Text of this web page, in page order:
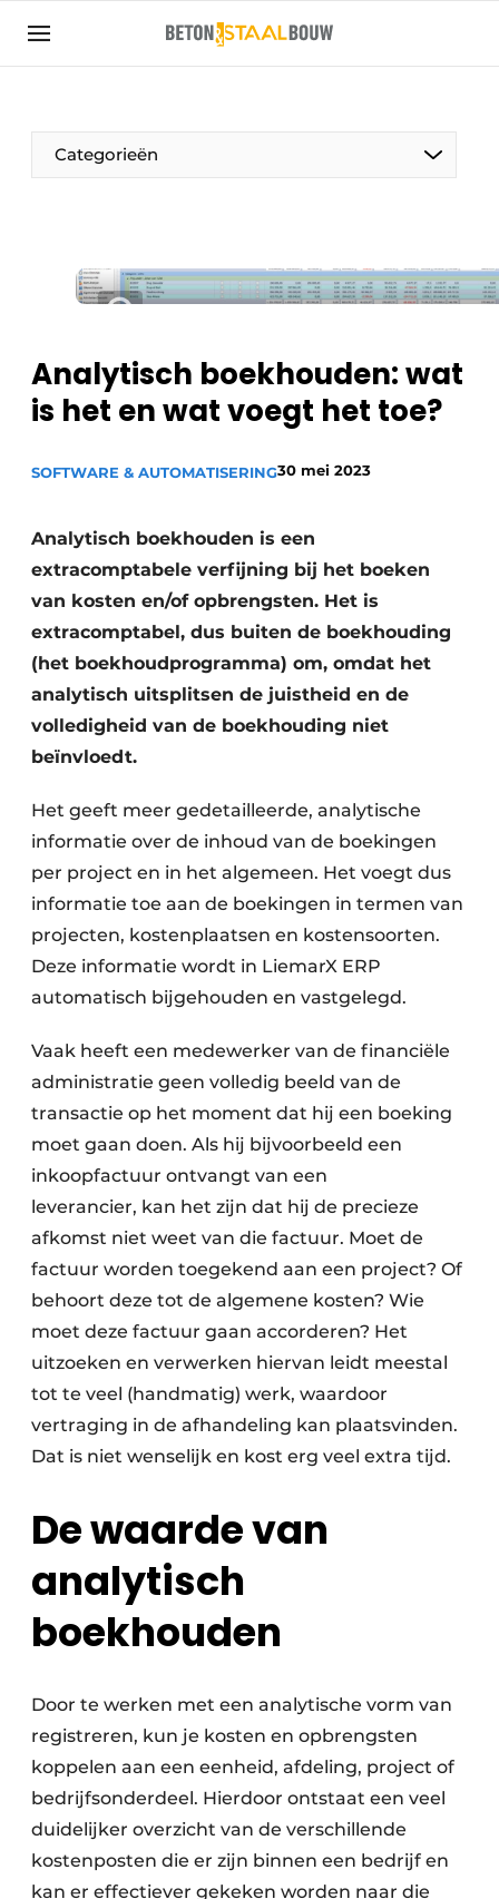
Aanmelden
Artikelen
Bedrijven
Contact
Evenement aanmelden
Meest gelezen
Podcasts
Vacature aanmelden
Video’s
Categorieën
Analytisch boekhouden: wat
is het en wat voegt het toe?
SOFTWARE & AUTOMATISERING30 mei 2023
Analytisch boekhouden is een
extracomptabele verfijning bij het boeken
van kosten en/of opbrengsten. Het is
extracomptabel, dus buiten de boekhouding
(het boekhoudprogramma) om, omdat het
analytisch uitsplitsen de juistheid en de
volledigheid van de boekhouding niet
beïnvloedt.
Het geeft meer gedetailleerde, analytische
informatie over de inhoud van de boekingen
per project en in het algemeen. Het voegt dus
informatie toe aan de boekingen in termen van
projecten, kostenplaatsen en kostensoorten.
Deze informatie wordt in LiemarX ERP
automatisch bijgehouden en vastgelegd.
Vaak heeft een medewerker van de financiële
administratie geen volledig beeld van de
transactie op het moment dat hij een boeking
moet gaan doen. Als hij bijvoorbeeld een
inkoopfactuur ontvangt van een
leverancier, kan het zijn dat hij de precieze
afkomst niet weet van die factuur. Moet de
factuur worden toegekend aan een project? Of
behoort deze tot de algemene kosten? Wie
moet deze factuur gaan accorderen? Het
uitzoeken en verwerken hiervan leidt meestal
tot te veel (handmatig) werk, waardoor
vertraging in de afhandeling kan plaatsvinden.
Dat is niet wenselijk en kost erg veel extra tijd.
De waarde van
analytisch
boekhouden
Door te werken met een analytische vorm van
registreren, kun je kosten en opbrengsten
koppelen aan een eenheid, afdeling, project of
bedrijfsonderdeel. Hierdoor ontstaat een veel
duidelijker overzicht van de verschillende
kostenposten die er zijn binnen een bedrijf en
kan er effectiever gekeken worden naar die